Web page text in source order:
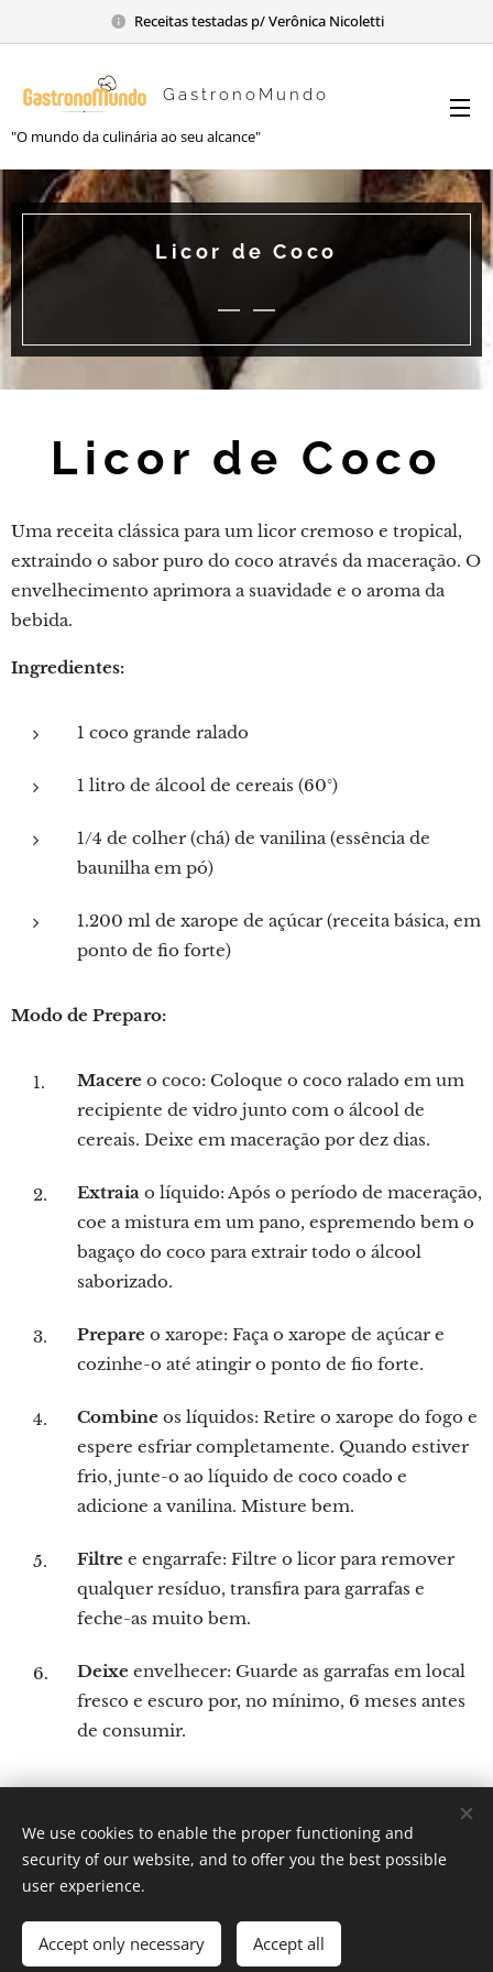
Receitas testadas p/ Verônica Nicoletti
GastronoMundo
"O mundo da culinária ao seu alcance"
Licor de Coco
Licor de Coco
Uma receita clássica para um licor cremoso e tropical,
extraindo o sabor puro do coco através da maceração. O
envelhecimento aprimora a suavidade e o aroma da
bebida.
Ingredientes:
1 coco grande ralado
1 litro de álcool de cereais (60°)
1/4 de colher (chá) de vanilina (essência de
baunilha em pó)
1.200 ml de xarope de açúcar (receita básica, em
ponto de fio forte)
Modo de Preparo:
Macere o coco: Coloque o coco ralado em um
recipiente de vidro junto com o álcool de
cereais. Deixe em maceração por dez dias.
Extraia o líquido: Após o período de maceração,
coe a mistura em um pano, espremendo bem o
bagaço do coco para extrair todo o álcool
saborizado.
Prepare o xarope: Faça o xarope de açúcar e
cozinhe-o até atingir o ponto de fio forte.
Combine os líquidos: Retire o xarope do fogo e
espere esfriar completamente. Quando estiver
frio, junte-o ao líquido de coco coado e
adicione a vanilina. Misture bem.
Filtre e engarrafe: Filtre o licor para remover
qualquer resíduo, transfira para garrafas e
feche-as muito bem.
Deixe envelhecer: Guarde as garrafas em local
fresco e escuro por, no mínimo, 6 meses antes
de consumir.
Por: Verônica Nicoletti
Instagram: Gastronomundo.receitas
Languages
Português brasileiro
English
We use cookies to enable the proper functioning and
security of our website, and to offer you the best possible
user experience.
Accept only necessary Accept all